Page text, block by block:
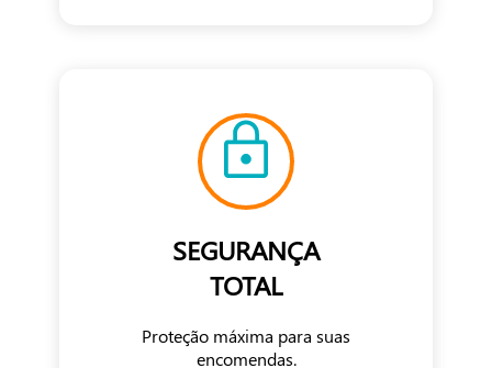
SEGURANÇA
TOTAL
Proteção máxima para suas
encomendas.